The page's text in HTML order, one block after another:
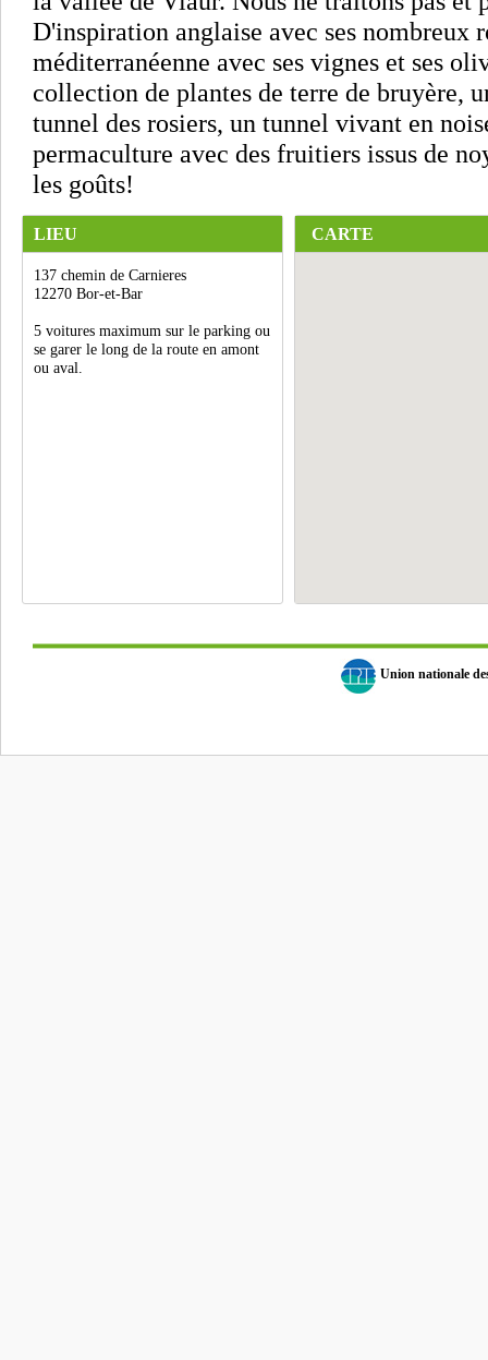
D'inspiration anglaise avec ses nombreux
méditerranéenne avec ses vignes et ses
collection de plantes de terre de bruyère,
tunnel des rosiers, un tunnel vivant en
permaculture avec des fruitiers issus de
les goûts!
LIEU
137 chemin de Carnieres
12270 Bor-et-Bar
5 voitures maximum sur le parking ou
se garer le long de la route en amont
ou aval.
CARTE
Union nationale